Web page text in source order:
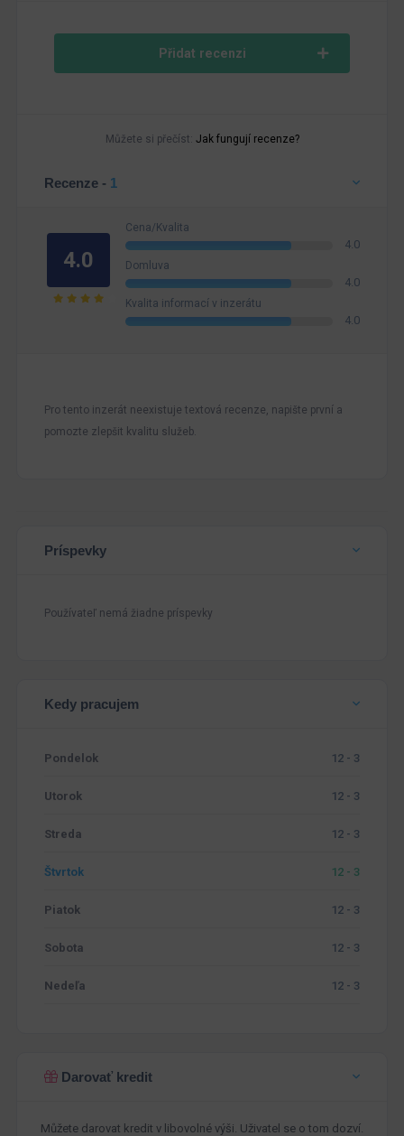
Přidat recenzi
Můžete si přečíst: Jak fungují recenze?
Recenze - 1
4.0
Cena/Kvalita
4.0
Domluva
4.0
Kvalita informací v inzerátu
4.0
Pro tento inzerát neexistuje textová recenze, napište první a
pomozte zlepšit kvalitu služeb.
Príspevky
Používateľ nemá žiadne príspevky
Kedy pracujem
Pondelok 12 - 3
Utorok 12 - 3
Streda 12 - 3
Štvrtok 12 - 3
Piatok 12 - 3
Sobota 12 - 3
Nedeľa 12 - 3
Darovať kredit
Můžete darovat kredit v libovolné výši. Uživatel se o tom dozví.